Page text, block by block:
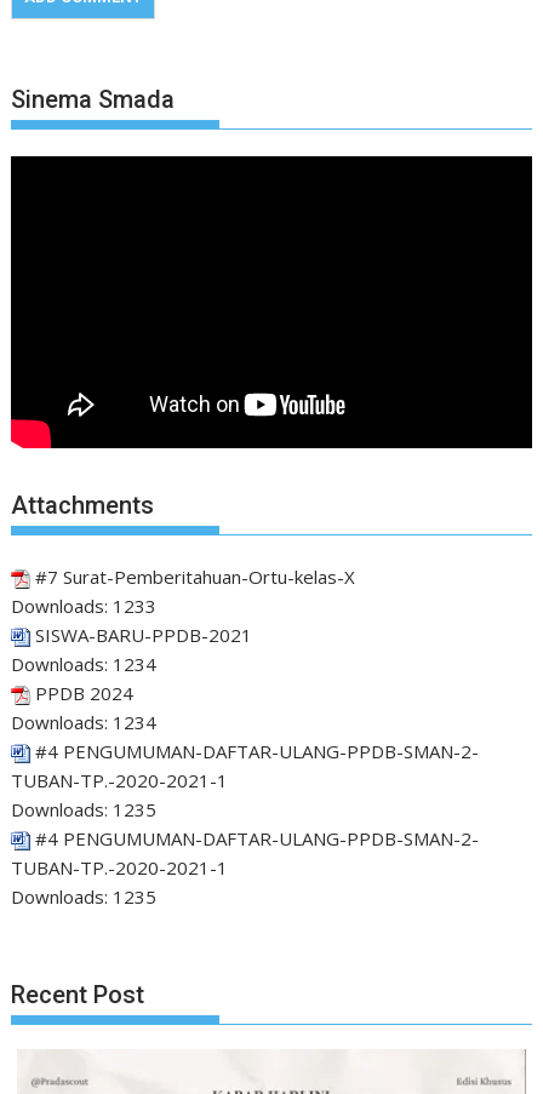
Sinema Smada
Attachments
#7 Surat-Pemberitahuan-Ortu-kelas-X
Downloads: 1233
SISWA-BARU-PPDB-2021
Downloads: 1234
PPDB 2024
Downloads: 1234
#4 PENGUMUMAN-DAFTAR-ULANG-PPDB-SMAN-2-
TUBAN-TP.-2020-2021-1
Downloads: 1235
#4 PENGUMUMAN-DAFTAR-ULANG-PPDB-SMAN-2-
TUBAN-TP.-2020-2021-1
Downloads: 1235
Recent Post